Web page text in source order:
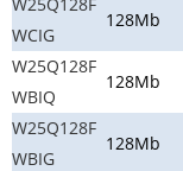
WCIG
128Mb
W25Q128F
WBIQ
128Mb
W25Q128F
WBIG
128Mb